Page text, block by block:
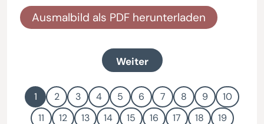
Ausmalbild als PDF herunterladen
Weiter
1 2 3 4 5 6 7 8 9
10
11
12 13 14 15 16 17 18
19